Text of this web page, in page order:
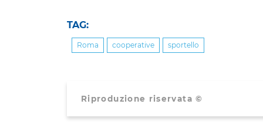
TAG:
Roma cooperative sportello
Riproduzione riservata ©